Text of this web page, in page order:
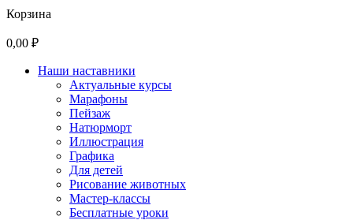
Корзина
0,00 ₽
Наши наставники
Актуальные курсы
Марафоны
Пейзаж
Натюрморт
Иллюстрация
Графика
Для детей
Рисование животных
Мастер-классы
Бесплатные уроки